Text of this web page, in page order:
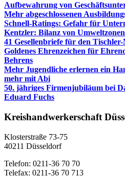
Aufbewahrung von
Mehr abgeschlossenen
Schnell-Ratings: Gefahr für
Kentzler: Bilanz von
41 Gesellenbriefe für den
Goldenes Ehrenzeichen für
Behrens
Mehr Jugendliche erlernen ein
mehr mit Abi
50. jähriges Firmenjubiläum bei
Eduard Fuchs
Kreishandwerkerschaft
Klosterstraße 73-75
40211 Düsseldorf
Telefon: 0211-36 70 70
Telefax: 0211-36 70 713